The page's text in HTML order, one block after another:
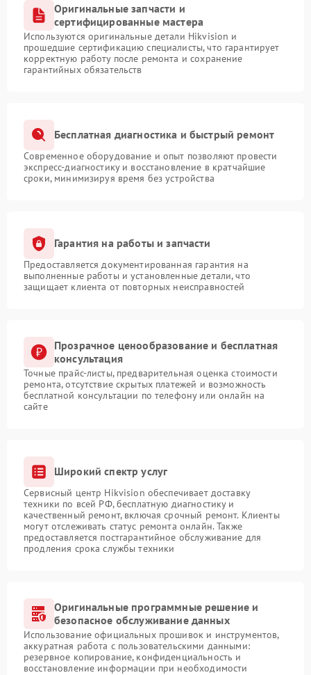
Оригинальные запчасти и
сертифицированные мастера
Используются оригинальные детали Hikvision и
прошедшие сертификацию специалисты, что гарантирует
корректную работу после ремонта и сохранение
гарантийных обязательств
Бесплатная диагностика и быстрый ремонт
Современное оборудование и опыт позволяют провести
экспресс-диагностику и восстановление в кратчайшие
сроки, минимизируя время без устройства
Гарантия на работы и запчасти
Предоставляется документированная гарантия на
выполненные работы и установленные детали, что
защищает клиента от повторных неисправностей
Прозрачное ценообразование и бесплатная
консультация
Точные прайс-листы, предварительная оценка стоимости
ремонта, отсутствие скрытых платежей и возможность
бесплатной консультации по телефону или онлайн на
сайте
Широкий спектр услуг
Сервисный центр Hikvision обеспечивает доставку
техники по всей РФ, бесплатную диагностику и
качественный ремонт, включая срочный ремонт. Клиенты
могут отслеживать статус ремонта онлайн. Также
предоставляется постгарантийное обслуживание для
продления срока службы техники
Оригинальные программные решение и
безопасное обслуживание данных
Использование официальных прошивок и инструментов,
аккуратная работа с пользовательскими данными:
резервное копирование, конфиденциальность и
восстановление информации при необходимости